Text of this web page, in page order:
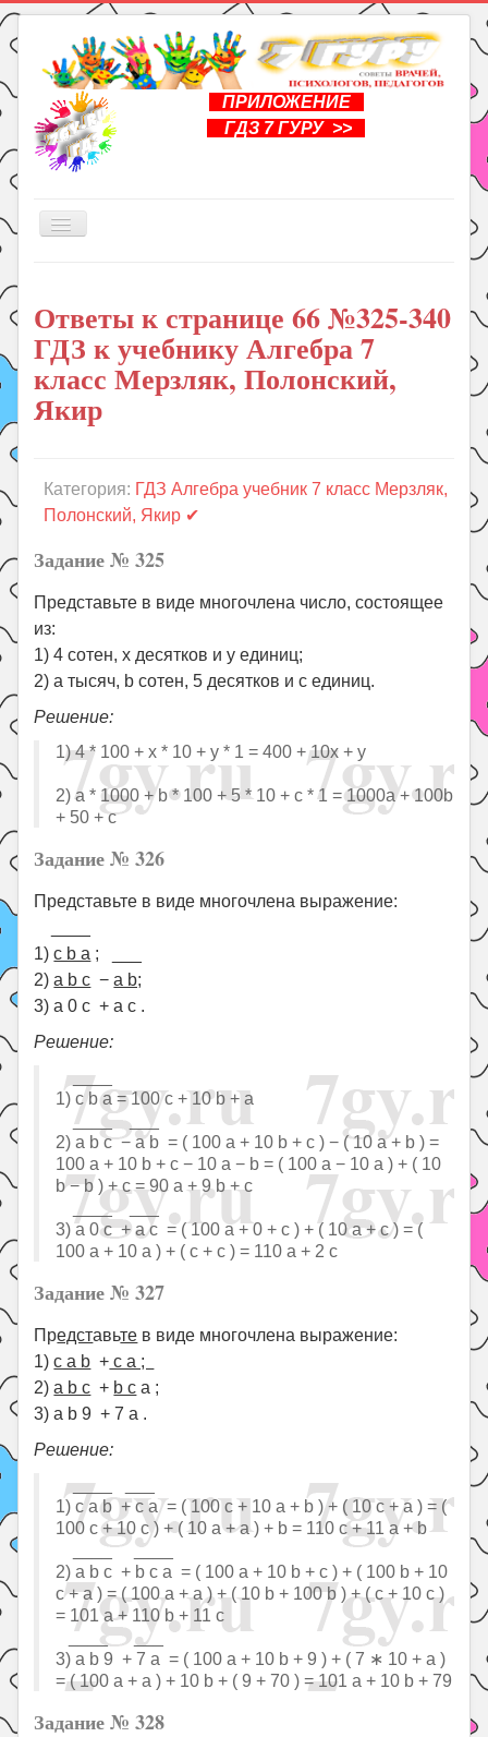
ПРИЛОЖЕНИЕ
ГДЗ 7 ГУРУ >>
Включить/
Книги
Рукоделие
Подготовка к школе
Уроки
Праздники
Летом!
Поиск
Ответы к странице 66 №325-340
ГДЗ к учебнику Алгебра 7
класс Мерзляк, Полонский,
Якир
Категория: ГДЗ Алгебра учебник 7 класс Мерзляк,
Полонский, Якир ✔
Задание № 325
Представьте в виде многочлена число, состоящее
из:
1) 4 сотен, x десятков и y единиц;
2) a тысяч, b сотен, 5 десятков и c единиц.
Решение:
1) 4 * 100 + x * 10 + y * 1 = 400 + 10x + y
2) a * 1000 + b * 100 + 5 * 10 + c * 1 = 1000a + 100b
+ 50 + c
Задание № 326
Представьте в виде многочлена выражение:
1)c b a ; ___
2)a b c −a b;
3) a 0 c + a c .
Решение:
____
1) c b a = 100 c + 10 b + a
____ ___
2) a b c − a b = ( 100 a + 10 b + c ) − ( 10 a + b ) =
100 a + 10 b + c − 10 a − b = ( 100 a − 10 a ) + ( 10
b − b ) + c = 90 a + 9 b + c
____ ___
3) a 0 c + a c = ( 100 a + 0 + c ) + ( 10 a + c ) = (
100 a + 10 a ) + ( c + c ) = 110 a + 2 c
Задание № 327
Представьте в виде многочлена выражение:
1)c a b + c a ;
2)a b c + b c a ;
3) a b 9 + 7 a .
Решение:
____ ___
1) c a b + c a = ( 100 c + 10 a + b ) + ( 10 c + a ) = (
100 c + 10 c ) + ( 10 a + a ) + b = 110 c + 11 a + b
____ ____
2) a b c + b c a = ( 100 a + 10 b + c ) + ( 100 b + 10
c + a ) = ( 100 a + a ) + ( 10 b + 100 b ) + ( c + 10 c )
= 101 a + 110 b + 11 c
____ ___
3) a b 9 + 7 a = ( 100 a + 10 b + 9 ) + ( 7 ∗ 10 + a )
= ( 100 a + a ) + 10 b + ( 9 + 70 ) = 101 a + 10 b + 79
Задание № 328